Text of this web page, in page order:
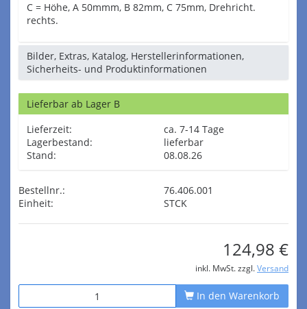
C = Höhe, A 50mmm, B 82mm, C 75mm, Drehricht.
rechts.
Bilder, Extras, Katalog, Herstellerinformationen,
Sicherheits- und Produktinformationen
Lieferbar ab Lager B
Lieferzeit:
ca. 7-14 Tage
Lagerbestand:
lieferbar
Stand:
08.08.26
Bestellnr.:
76.406.001
Einheit:
STCK
124,98 €
inkl. MwSt. zzgl. Versand
In den Warenkorb